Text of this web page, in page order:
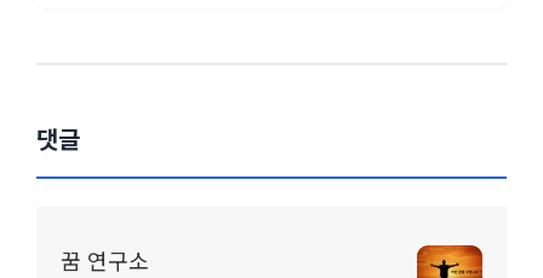
댓글
꿈 연구소